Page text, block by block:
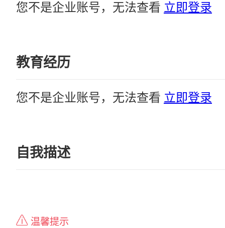
您不是企业账号，无法查看 立即登录
教育经历
您不是企业账号，无法查看 立即登录
自我描述
温馨提示